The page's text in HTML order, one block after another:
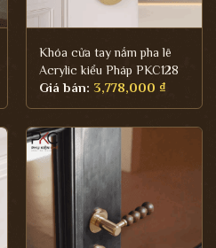
Khóa cửa tay nắm pha lê
Acrylic kiểu Pháp PKC128
Giá bán: 3,778,000 ₫